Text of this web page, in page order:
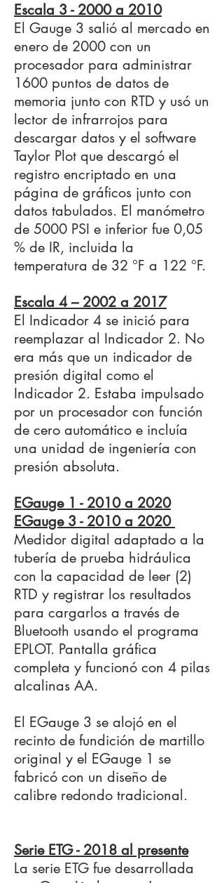
Escala 3 - 2000 a 2010
El Gauge 3 salió al mercado en
enero de 2000 con un
procesador para administrar
1600 puntos de datos de
memoria junto con RTD y usó un
lector de infrarrojos para
descargar datos y el software
Taylor Plot que descargó el
registro encriptado en una
página de gráficos junto con
datos tabulados. El manómetro
de 5000 PSI e inferior fue 0,05
% de IR, incluida la
temperatura de 32 °F a 122 °F.
Escala 4 – 2002 a 2017
El Indicador 4 se inició para
reemplazar al Indicador 2. No
era más que un indicador de
presión digital como el
Indicador 2. Estaba impulsado
por un procesador con función
de cero automático e incluía
una unidad de ingeniería con
presión absoluta.
EGauge 1 - 2010 a 2020
EGauge 3 - 2010 a 2020
Medidor digital adaptado a la
tubería de prueba hidráulica
con la capacidad de leer (2)
RTD y registrar los resultados
para cargarlos a través de
Bluetooth usando el programa
EPLOT. Pantalla gráfica
completa y funcionó con 4 pilas
alcalinas AA.
El EGauge 3 se alojó en el
recinto de fundición de martillo
original y el EGauge 1 se
fabricó con un diseño de
calibre redondo tradicional.
Serie ETG - 2018 al presente
La serie ETG fue desarrollada